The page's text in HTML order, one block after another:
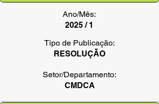
Ano/Mês:
2025 / 1
Tipo de Publicação:
RESOLUÇÃO
Setor/Departamento:
CMDCA